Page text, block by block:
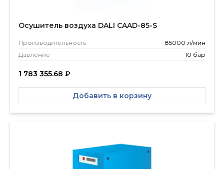
Осушитель воздуха DALI CAAD-85-S
Производитель­ность
85000 л/мин
Давление
10 бар
1 783 355.68 ₽
Добавить в корзину